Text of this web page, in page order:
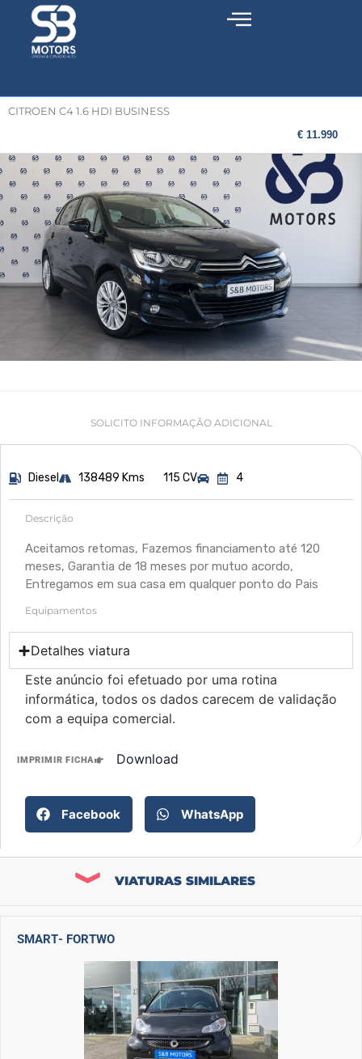
CITROEN C4 1.6 HDI BUSINESS
€ 11.990
SOLICITO INFORMAÇÃO ADICIONAL
Diesel 138489 Kms 115 CV 4
Descrição
Aceitamos retomas, Fazemos financiamento até 120
meses, Garantia de 18 meses por mutuo acordo,
Entregamos em sua casa em qualquer ponto do Pais
Equipamentos
Detalhes viatura
Este anúncio foi efetuado por uma rotina
informática, todos os dados carecem de validação
com a equipa comercial.
IMPRIMIR FICHA Download
Facebook WhatsApp
VIATURAS SIMILARES
SMART- FORTWO